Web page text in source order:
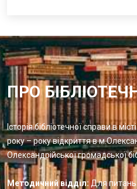
ПРО
Історія бібліотечної справи в
року – року відкриття в
Олександрійської громадської
Методичний відділ: Для питань